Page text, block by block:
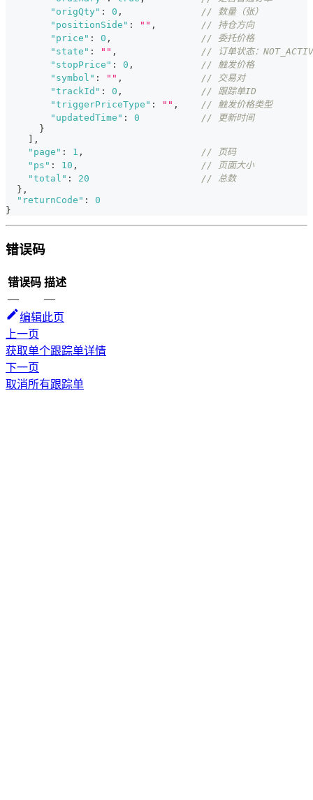
"origQty" : 0 ,
// 数量（张）
"positionSide" : "" ,
// 持仓方向
"price" : 0 ,
// 委托价格
"state" : "" ,
// 订单状态：
"stopPrice" : 0 ,
// 触发价格
"symbol" : "" ,
// 交易对
"trackId" : 0 ,
// 跟踪单ID
"triggerPriceType" : "" ,
// 触发价格类型
"updatedTime" : 0
// 更新时间
}
] ,
"page" : 1 ,
// 页码
"ps" : 10 ,
// 页面大小
"total" : 20
// 总数
} ,
"returnCode" :
0
}
错误码
错误码 描述
—
—
编辑此页
上一页
获取单个跟踪单详情
下一页
取消所有跟踪单